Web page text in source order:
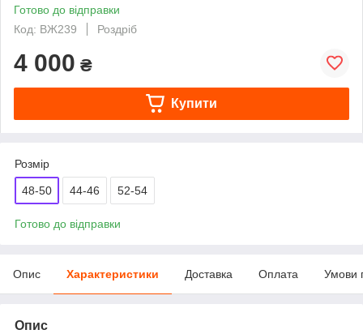
Готово до відправки
Код: ВЖ239
Роздріб
4 000 ₴
Купити
Розмір
48-50 44-46 52-54
Готово до відправки
Опис Характеристики Доставка Оплата Умови
Опис